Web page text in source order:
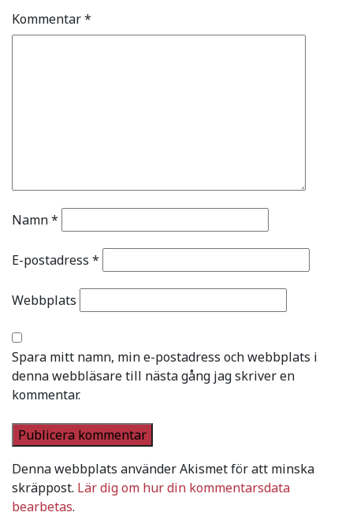
Kommentar*
Namn*
E-postadress *
Webbplats
Spara mitt namn, min e-postadress och webbplats i
denna webbläsare till nästa gång jag skriver en
kommentar.
Denna webbplats använder Akismet för att minska
skräppost. Lär dig om hur din kommentarsdata
bearbetas.